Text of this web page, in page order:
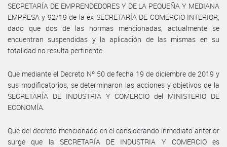
SECRETARÍA DE EMPRENDEDORES Y DE LA PEQUEÑA Y MEDIANA
EMPRESA y 92/19 de la ex SECRETARÍA DE COMERCIO INTERIOR,
dado que dos de las normas mencionadas, actualmente se
encuentran suspendidas y la aplicación de las mismas en su
totalidad no resulta pertinente.
Que mediante el Decreto Nº 50 de fecha 19 de diciembre de 2019 y
sus modificatorios, se determinaron las acciones y objetivos de la
SECRETARÍA DE INDUSTRIA Y COMERCIO del MINISTERIO DE
ECONOMÍA.
Que del decreto mencionado en el considerando inmediato anterior
surge que la SECRETARÍA DE INDUSTRIA Y COMERCIO es